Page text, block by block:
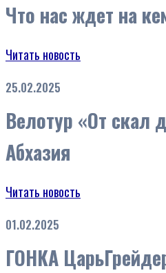
Что нас ждет на
Читать новость
25.02.2025
Велотур «От скал
Абхазия
Читать новость
01.02.2025
ГОНКА